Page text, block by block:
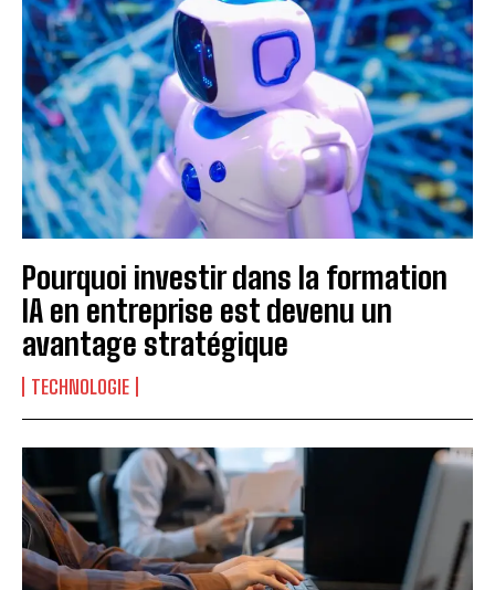
Pourquoi investir dans la formation
IA en entreprise est devenu un
avantage stratégique
TECHNOLOGIE